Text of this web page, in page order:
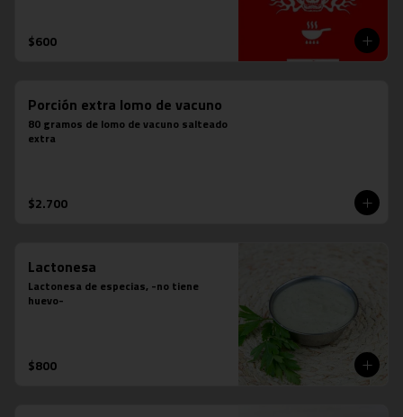
$600
Porción extra lomo de vacuno
80 gramos de lomo de vacuno salteado
extra
$2.700
Lactonesa
Lactonesa de especias, -no tiene
huevo-
$800